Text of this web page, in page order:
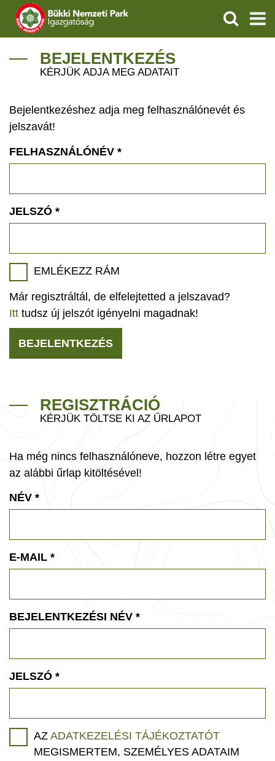
IGAZGATÓSÁG
VÍZVÉDELEM
ÖKOTURIZMUS
GEOPARKOK
KERESÉS
BEJELENTKEZÉS
KÉRJÜK ADJA MEG ADATAIT
Bejelentkezéshez adja meg felhasználónevét és
jelszavát!
FELHASZNÁLÓNÉV *
JELSZÓ *
EMLÉKEZZ RÁM
Már regisztráltál, de elfelejtetted a jelszavad?
Itt tudsz új jelszót igényelni magadnak!
BEJELENTKEZÉS
REGISZTRÁCIÓ
KÉRJÜK TÖLTSE KI AZ ŰRLAPOT
Ha még nincs felhasználóneve, hozzon létre egyet
az alábbi űrlap kitöltésével!
NÉV *
E-MAIL *
BEJELENTKEZÉSI NÉV *
JELSZÓ *
AZ ADATKEZELÉSI TÁJÉKOZTATÓT
MEGISMERTEM, SZEMÉLYES ADATAIM